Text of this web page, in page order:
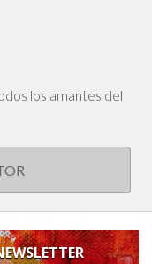
los amantes del